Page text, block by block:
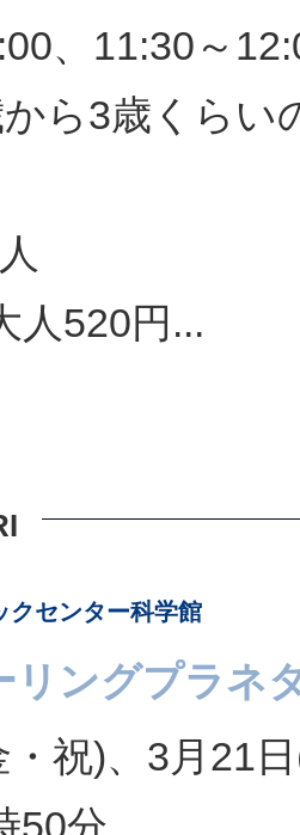
、11:30～
ら3歳くらい
人520円...
クセンター科学館
リングプラネ
祝)、3月21
50分